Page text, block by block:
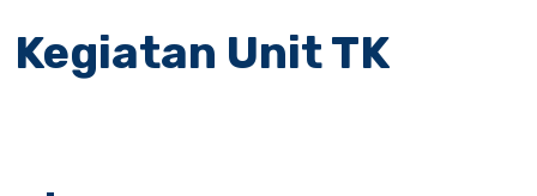
Kegiatan Unit TK